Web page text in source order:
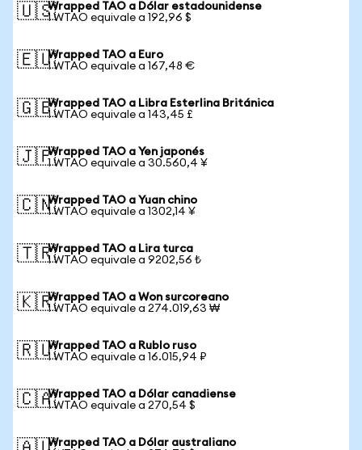
🇺🇸Wrapped TAO a Dólar estadounidense
1 WTAO equivale a 192,96 $
🇪🇺Wrapped TAO a Euro
1 WTAO equivale a 167,48 €
🇬🇧Wrapped TAO a Libra Esterlina Británica
1 WTAO equivale a 143,45 £
🇯🇵Wrapped TAO a Yen japonés
1 WTAO equivale a 30.560,4 ¥
🇨🇳Wrapped TAO a Yuan chino
1 WTAO equivale a 1302,14 ¥
🇹🇷Wrapped TAO a Lira turca
1 WTAO equivale a 9202,56 ₺
🇰🇷Wrapped TAO a Won surcoreano
1 WTAO equivale a 274.019,63 ₩
🇷🇺Wrapped TAO a Rublo ruso
1 WTAO equivale a 16.015,94 ₽
🇨🇦Wrapped TAO a Dólar canadiense
1 WTAO equivale a 270,54 $
Wrapped TAO a Dólar australiano